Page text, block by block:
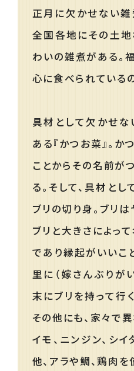
正月に欠かせない雑
全国各地にその土
わいの雑煮がある。
心に食べられている
具材として欠かせ
ある『かつお菜』。
ことからその名前が
る。そして、具材と
ブリの切り身。ブリは
ブリと大きさによっ
であり縁起がいいこ
里に（嫁さんぶりが
末にブリを持って行
その他にも、家々で
イモ、ニンジン、シ
他、アラや鯛、鶏肉を